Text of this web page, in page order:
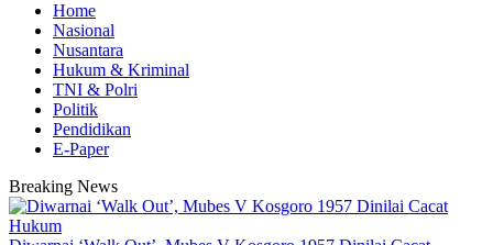
Home
Nasional
Nusantara
Hukum & Kriminal
TNI & Polri
Politik
Pendidikan
E-Paper
Breaking News